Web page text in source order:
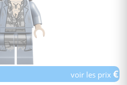
voir les prix€